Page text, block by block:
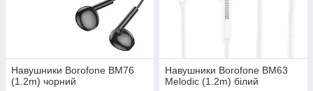
Навушники Borofone BM76
(1.2m) чорний
Навушники Borofone BM63
Melodic (1.2m) білий